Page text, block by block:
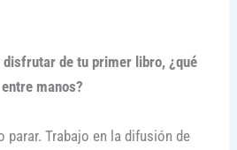
disfrutar de tu primer libro, ¿qué
manos?
parar. Trabajo en la difusión de